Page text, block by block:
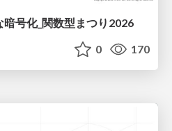
号化_関数型まつり2026
0 170